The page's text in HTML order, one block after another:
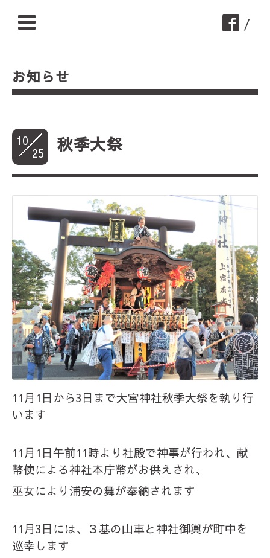
/
お知らせ
10
25
秋季大祭
11月1日から3日まで大宮神社秋季大祭を執り行
います
11月1日午前11時より社殿で神事が行われ、献
幣使による神社本庁幣がお供えされ、
巫女により浦安の舞が奉納されます
11月3日には、３基の山車と神社御輿が町中を
巡幸します